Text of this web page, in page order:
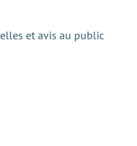
et avis au public